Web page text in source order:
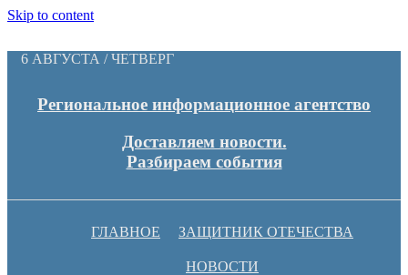
Skip to content
6 АВГУСТА / ЧЕТВЕРГ
Региональное информационное агентство
Доставляем новости.
Разбираем события
ГЛАВНОЕ ЗАЩИТНИК ОТЕЧЕСТВА
НОВОСТИ